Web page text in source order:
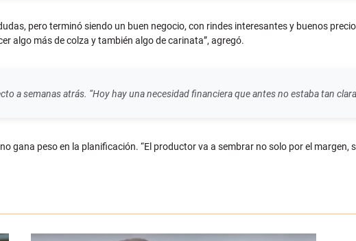
pero terminó siendo un buen negocio, con rindes interesantes y buenos
algo más de colza y también algo de carinata”, agregó.
a semanas atrás. “Hoy hay una necesidad financiera que antes no estaba tan
gana peso en la planificación. “El productor va a sembrar no solo por el